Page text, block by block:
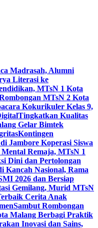
Madrasah, Alumni
Literasi ke
MTsN 1 Kota
MTsN 2 Kota
Kokurikuler Kelas 9,
Tingkatkan Kualitas
Gelar Bimtek
Kontingen
Jambore Koperasi Siswa
Remaja, MTsN 1
Dini dan Pertolongan
Kancah Nasional, Rama
2026 dan Bersiap
Gemilang, Murid MTsN
Cerita Anak
Sambut Rombongan
Malang Berbagi Praktik
Inovasi dan Sains,